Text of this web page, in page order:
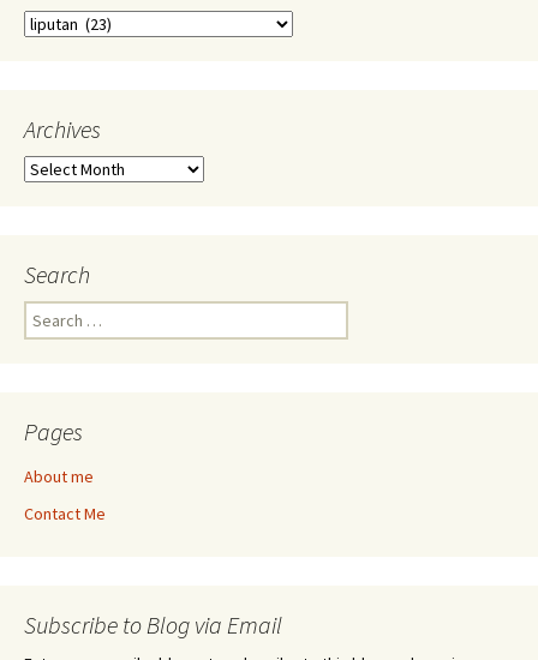
Categories
Archives
Archives
Search
Search
for:
Pages
About me
Contact Me
Subscribe to Blog via Email